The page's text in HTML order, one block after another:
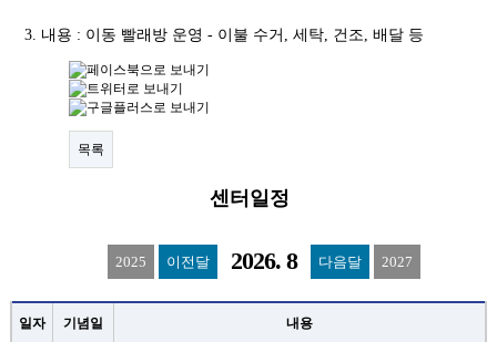
활동처 등록
활동처 현황
정보공개
센터활동
3. 내용 : 이동 빨래방 운영 - 이불 수거, 세탁, 건조, 배달 등
목록
센터일정
2025 이전달 2026. 8 다음달 2027
일자 기념일 내용